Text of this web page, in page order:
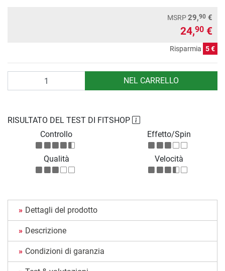
MSRP29,90 €
24,90 €
Risparmia 5 €
NEL CARRELLO
RISULTATO DEL TEST DI FITSHOP
Controllo
Effetto/Spin
Qualità Velocità
Dettagli del prodotto
Descrizione
Condizioni di garanzia